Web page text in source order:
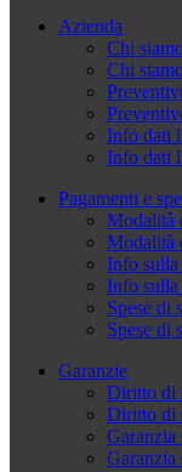
Azienda
Chi
Chi
Info dati
Info dati
Pagamenti e
Modalità
Modalità
Info sulla
Info sulla
Spese di
Spese di
Garanzie
Diritto di
Diritto di
Garanzia
Garanzia